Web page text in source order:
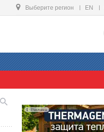
Выберите регион EN
Реклама